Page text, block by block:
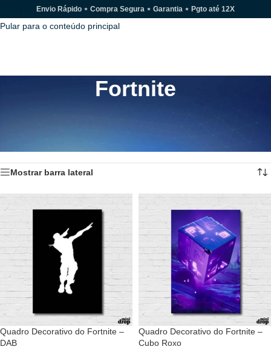
Pular para a navegação
Pular para o conteúdo principal
Envio Rápido ⋆ Compra Segura ⋆ Garantia ⋆ Pgto até 12X
Fortnite
Mostrar barra lateral
Quadro Decorativo do Fortnite –
DAB
Quadro Decorativo do Fortnite –
Cubo Roxo